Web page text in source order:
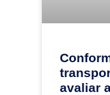
avaliar